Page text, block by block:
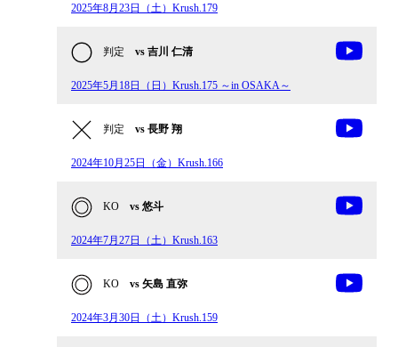
2025年8月23日（土）Krush.179
判定 vs 吉川 仁清
2025年5月18日（日）Krush.175 ～in OSAKA～
判定 vs 長野 翔
2024年10月25日（金）Krush.166
KO vs 悠斗
2024年7月27日（土）Krush.163
KO vs 矢島 直弥
2024年3月30日（土）Krush.159